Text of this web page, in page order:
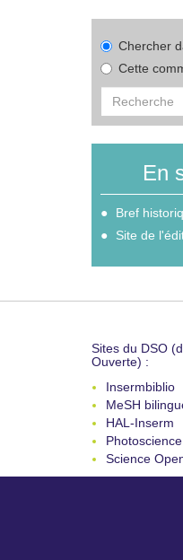
Chercher
Cette
En
Bref
Site de
Sites du DSO
Ouverte) :
Insermbiblio
MeSH
HAL-Inserm
Photoscience
Science